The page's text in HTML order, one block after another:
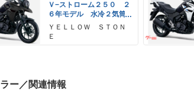
Ｖ−ストローム２５０ ２
６年モデル 水冷２気筒
エンジン ＬＥＤヘッド
ライト標準装備
ＹＥＬＬＯＷ ＳＴＯＮ
Ｅ
ー／関連情報